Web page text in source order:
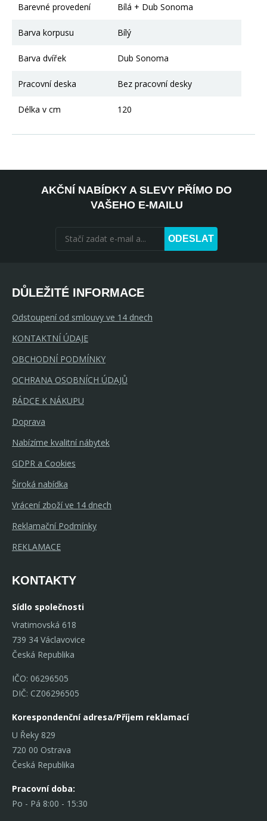
Barevné provedení Bílá + Dub Sonoma
Barva korpusu Bílý
Barva dvířek Dub Sonoma
Pracovní deska Bez pracovní desky
Délka v cm 120
AKČNÍ NABÍDKY A SLEVY PŘÍMO DO
VAŠEHO E-MAILU
ODESLAT
DŮLEŽITÉ INFORMACE
Odstoupení od smlouvy ve 14 dnech
KONTAKTNÍ ÚDAJE
OBCHODNÍ PODMÍNKY
OCHRANA OSOBNÍCH ÚDAJŮ
RÁDCE K NÁKUPU
Doprava
Nabízíme kvalitní nábytek
GDPR a Cookies
Široká nabídka
Vrácení zboží ve 14 dnech
Reklamační Podmínky
REKLAMACE
KONTAKTY
Sídlo společnosti
Vratimovská 618
739 34 Václavovice
Česká Republika
IČO: 06296505
DIČ: CZ06296505
Korespondenční adresa/Příjem reklamací
U Řeky 829
720 00 Ostrava
Česká Republika
Pracovní doba:
Po - Pá 8:00 - 15:30